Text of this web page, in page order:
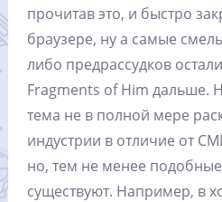
прочитав это, и быстро
браузере, ну а самые
либо предрассудков
Fragments of Him дальше.
тема не в полной мере
индустрии в отличие от
но, тем не менее
существуют. Например, в